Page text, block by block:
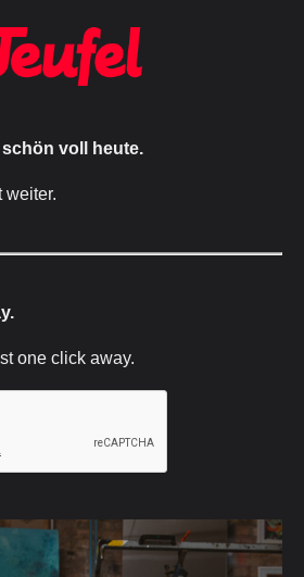
voll heute.
weiter.
one click away.